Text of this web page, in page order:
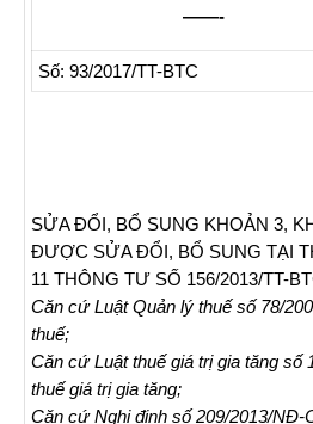
——-
Số: 93/2017/TT-BTC
SỬA ĐỔI, BỔ SUNG KHOẢN 3,
ĐƯỢC SỬA ĐỔI, BỔ SUNG TẠI
11 THÔNG TƯ SỐ 156/2013/TT-
Căn cứ Luật Quản lý thuế số 78/
thuế;
Căn cứ Luật thuế giá trị gia tăng số
thuế giá trị gia tăng;
Căn cứ Nghị định số 209/2013/NĐ-